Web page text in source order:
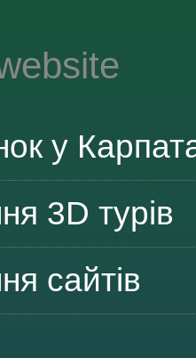
у
3D турів
сайтів